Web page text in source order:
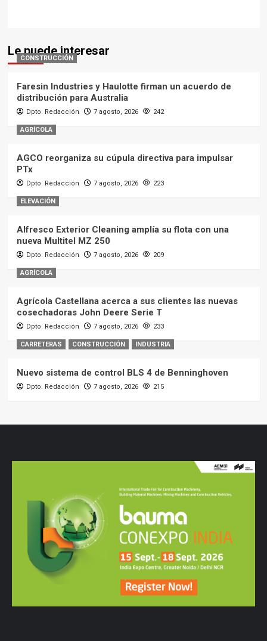
Le puede interesar
CONSTRUCCIÓN
Faresin Industries y Haulotte firman un acuerdo de
distribución para Australia
Dpto. Redacción 7 agosto, 2026 242
AGRÍCOLA
AGCO reorganiza su cúpula directiva para impulsar
PTx
Dpto. Redacción 7 agosto, 2026 223
ELEVACIÓN
Alfresco Exterior Cleaning amplía su flota con una
nueva Multitel MZ 250
Dpto. Redacción 7 agosto, 2026 209
AGRÍCOLA
Agrícola Castellana acerca a sus clientes las nuevas
cosechadoras John Deere Serie T
Dpto. Redacción 7 agosto, 2026 233
CARRETERAS CONSTRUCCIÓN INDUSTRIA
Nuevo sistema de control BLS 4 de Benninghoven
Dpto. Redacción 7 agosto, 2026 215